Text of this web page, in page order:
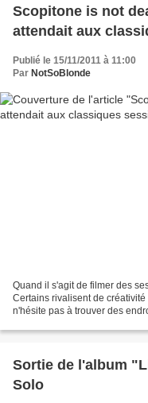
Scopitone is not
attendait aux
Publié le 15/11/2011 à 11:00
Par NotSoBlonde
Quand il s'agit de filmer des
Certains rivalisent de
n'hésite pas à trouver des
Sortie de l'album
Solo